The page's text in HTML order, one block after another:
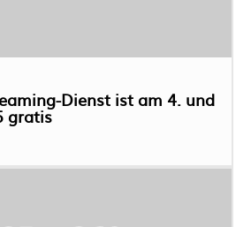
Dienst ist am 4. und
gratis